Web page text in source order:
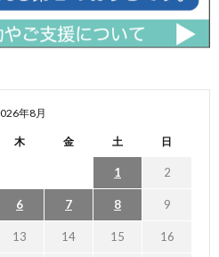
年8月
木 金 土 日
1 2
6 7 8 9
13 14 15 16